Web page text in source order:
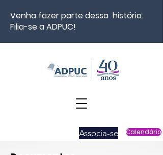
Venha fazer parte dessa história.
Filia-se a ADPUC!
Associa-se Calendário